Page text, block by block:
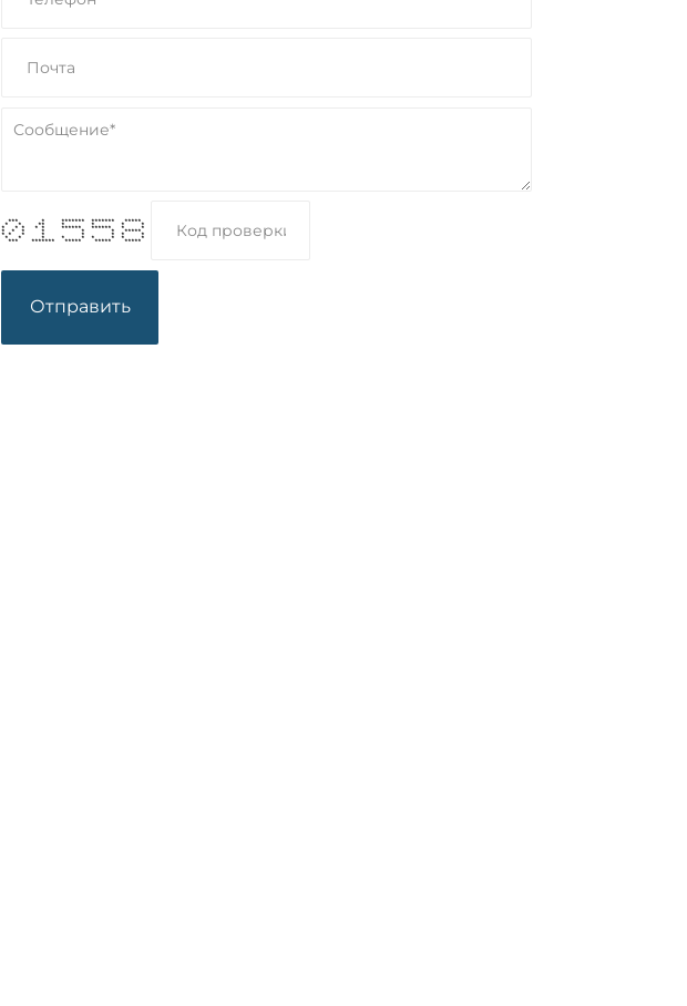
*** * ******* ******* *****
* * ** * * * *
* * * * * ****** ****** * *
* * * * * * *****
* * * * * * * *
* * * * * * * * *
*** ******* ***** ***** *****